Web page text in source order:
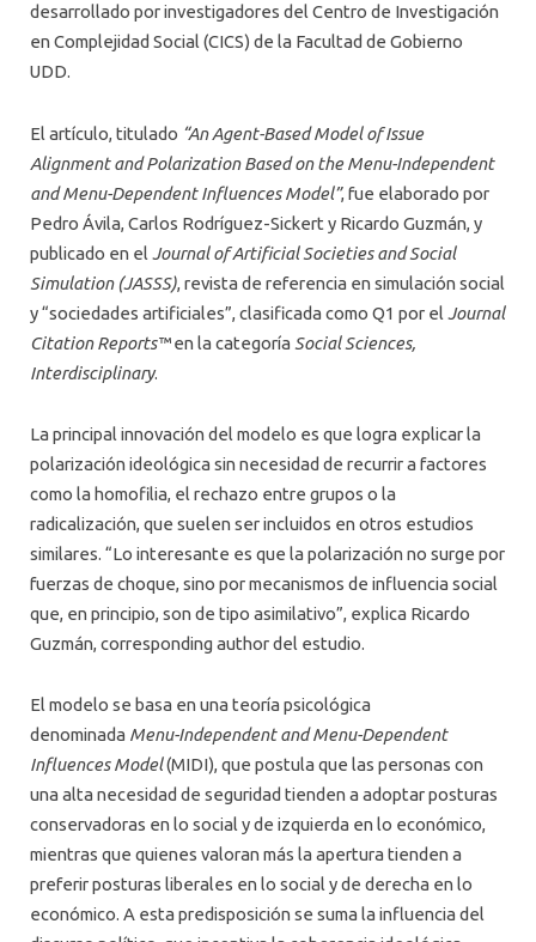
desarrollado por investigadores del Centro de Investigación
en Complejidad Social (CICS) de la Facultad de Gobierno
UDD.
El artículo, titulado “An Agent-Based Model of Issue
Alignment and Polarization Based on the Menu-Independent
and Menu-Dependent Influences Model”, fue elaborado por
Pedro Ávila, Carlos Rodríguez-Sickert y Ricardo Guzmán, y
publicado en el Journal of Artificial Societies and Social
Simulation (JASSS), revista de referencia en simulación social
y “sociedades artificiales”, clasificada como Q1 por el Journal
Citation Reports™en la categoría Social Sciences,
Interdisciplinary.
La principal innovación del modelo es que logra explicar la
polarización ideológica sin necesidad de recurrir a factores
como la homofilia, el rechazo entre grupos o la
radicalización, que suelen ser incluidos en otros estudios
similares. “Lo interesante es que la polarización no surge por
fuerzas de choque, sino por mecanismos de influencia social
que, en principio, son de tipo asimilativo”, explica Ricardo
Guzmán, corresponding author del estudio.
El modelo se basa en una teoría psicológica
denominada Menu-Independent and Menu-Dependent
Influences Model(MIDI), que postula que las personas con
una alta necesidad de seguridad tienden a adoptar posturas
conservadoras en lo social y de izquierda en lo económico,
mientras que quienes valoran más la apertura tienden a
preferir posturas liberales en lo social y de derecha en lo
económico. A esta predisposición se suma la influencia del